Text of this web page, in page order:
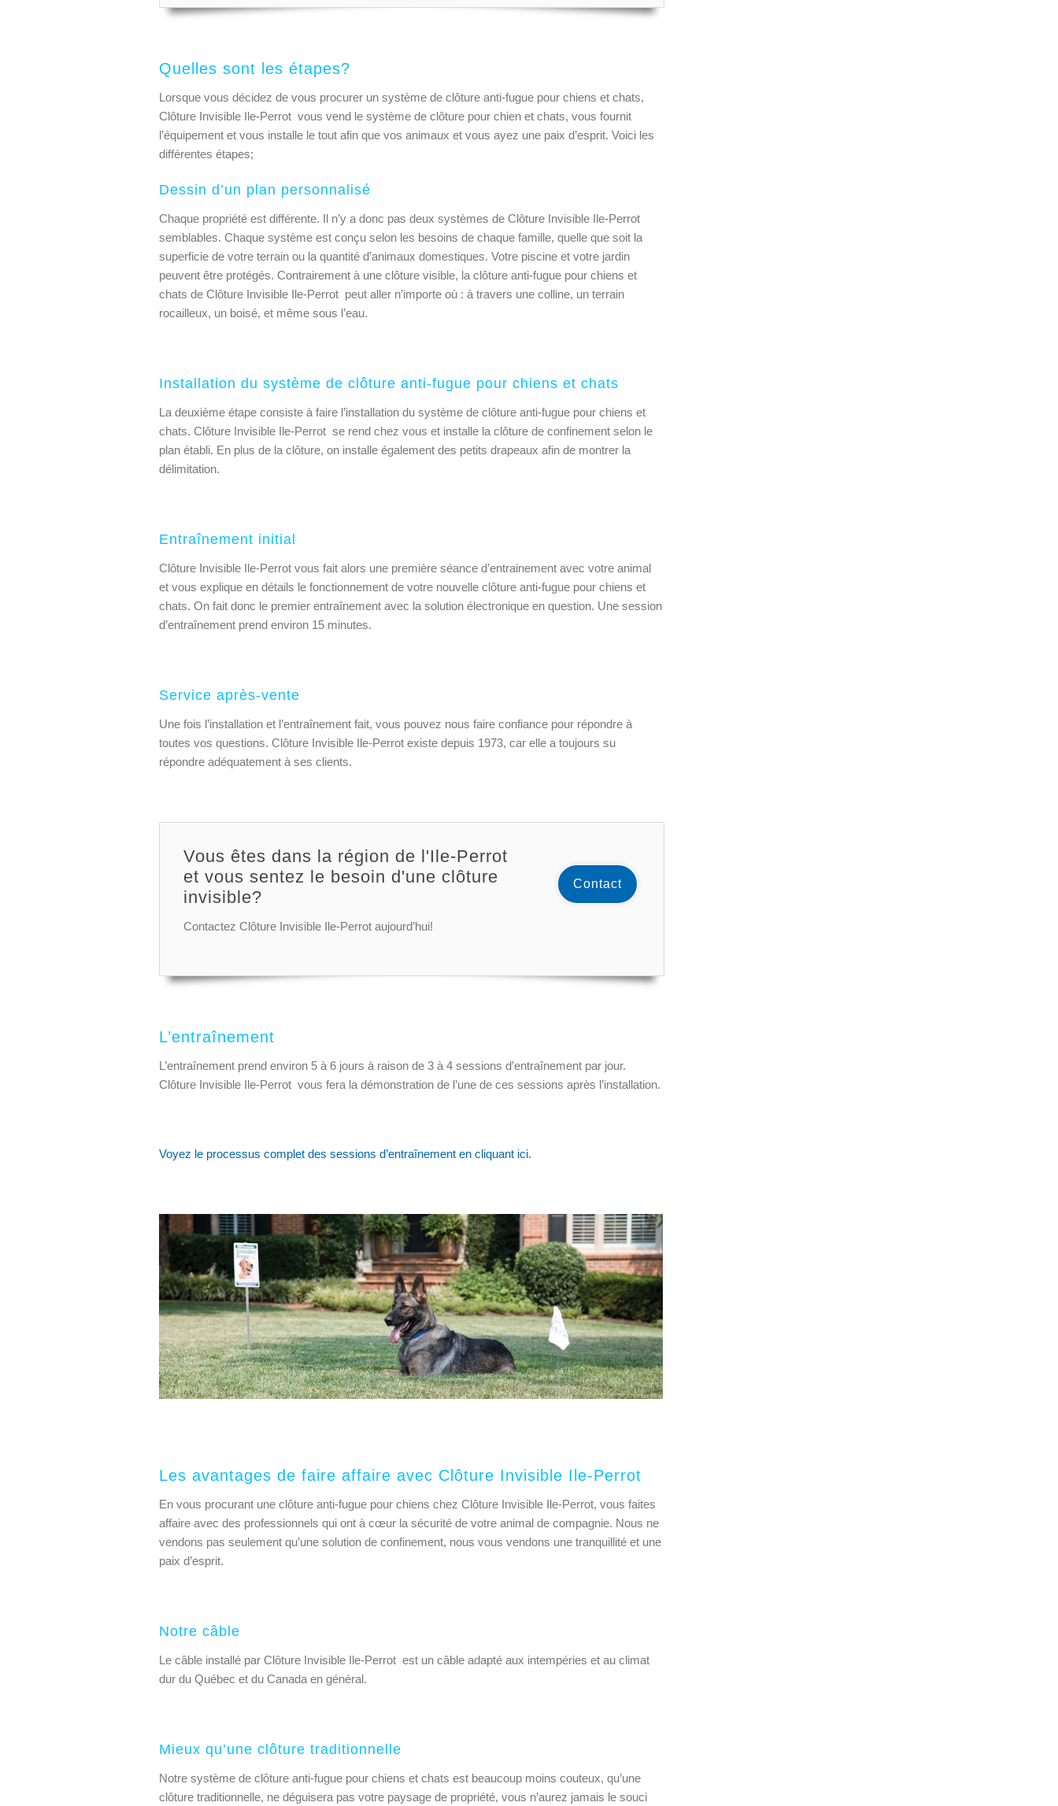
Quelles sont les étapes?
Lorsque vous décidez de vous procurer un système de clôture anti-fugue pour chiens et chats,
Clôture Invisible Ile-Perrot vous vend le système de clôture pour chien et chats, vous fournit
l’équipement et vous installe le tout afin que vos animaux et vous ayez une paix d’esprit. Voici les
différentes étapes;
Dessin d’un plan personnalisé
Chaque propriété est différente. Il n’y a donc pas deux systèmes de Clôture Invisible Ile-Perrot
semblables. Chaque système est conçu selon les besoins de chaque famille, quelle que soit la
superficie de votre terrain ou la quantité d’animaux domestiques. Votre piscine et votre jardin
peuvent être protégés. Contrairement à une clôture visible, la clôture anti-fugue pour chiens et
chats de Clôture Invisible Ile-Perrot peut aller n’importe où : à travers une colline, un terrain
rocailleux, un boisé, et même sous l’eau.
Installation du système de clôture anti-fugue pour chiens et chats
La deuxième étape consiste à faire l’installation du système de clôture anti-fugue pour chiens et
chats. Clôture Invisible Ile-Perrot se rend chez vous et installe la clôture de confinement selon le
plan établi. En plus de la clôture, on installe également des petits drapeaux afin de montrer la
délimitation.
Entraînement initial
Clôture Invisible Ile-Perrot vous fait alors une première séance d’entrainement avec votre animal
et vous explique en détails le fonctionnement de votre nouvelle clôture anti-fugue pour chiens et
chats. On fait donc le premier entraînement avec la solution électronique en question. Une session
d’entraînement prend environ 15 minutes.
Service après-vente
Une fois l’installation et l’entraînement fait, vous pouvez nous faire confiance pour répondre à
toutes vos questions. Clôture Invisible Ile-Perrot existe depuis 1973, car elle a toujours su
répondre adéquatement à ses clients.
Vous êtes dans la région de l'Ile-Perrot
et vous sentez le besoin d'une clôture
invisible?
Contactez Clôture Invisible Ile-Perrot aujourd’hui!
Contact
L’entraînement
L’entraînement prend environ 5 à 6 jours à raison de 3 à 4 sessions d’entraînement par jour.
Clôture Invisible Ile-Perrot vous fera la démonstration de l’une de ces sessions après l’installation.
Voyez le processus complet des sessions d’entraînement en cliquant ici.
Les avantages de faire affaire avec Clôture Invisible Ile-Perrot
En vous procurant une clôture anti-fugue pour chiens chez Clôture Invisible Ile-Perrot, vous faites
affaire avec des professionnels qui ont à cœur la sécurité de votre animal de compagnie. Nous ne
vendons pas seulement qu’une solution de confinement, nous vous vendons une tranquillité et une
paix d’esprit.
Notre câble
Le câble installé par Clôture Invisible Ile-Perrot est un câble adapté aux intempéries et au climat
dur du Québec et du Canada en général.
Mieux qu’une clôture traditionnelle
Notre système de clôture anti-fugue pour chiens et chats est beaucoup moins couteux, qu’une
clôture traditionnelle, ne déguisera pas votre paysage de propriété, vous n’aurez jamais le souci